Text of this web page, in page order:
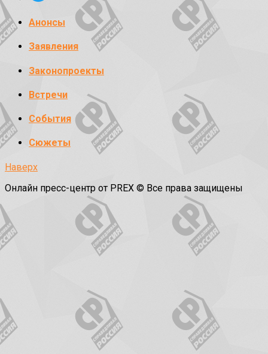
Анонсы
Заявления
Законопроекты
Встречи
События
Сюжеты
Наверх
Онлайн пресс-центр от PREX © Все права защищены